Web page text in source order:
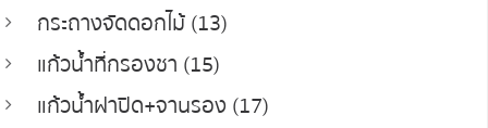
กระถางจัดดอกไม้ (13)
แก้วน้ำที่กรองชา (15)
แก้วน้ำฝาปิด+จานรอง (17)